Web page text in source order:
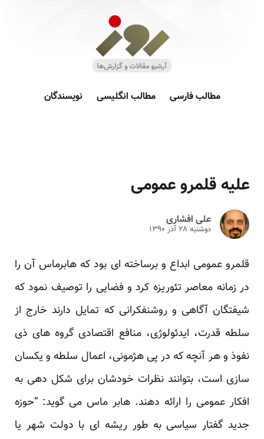
مطالب فارسی مطالب انگلیسی نویسندگان
علیه قلمرو عمومی
علی افشاری
دوشنبه ۲۸ آذر ۱۳۹۰
قلمرو عمومی ابداع و برساخته ای بود که هابرماس آن را
در زمانه معاصر تئوریزه کرد و فضایی را توصیف نمود که
شیفتگان آگاهی و روشنفکرانی که تمایل دارند خارج از
سلطه قدرت، ایدئولوژی، منافع اقتصادی گروه های ذی
نفوذ و هر آنچه که در پی هژمونی، اعمال سلطه و یکسان
سازی است، بتوانند نظرات خودشان برای شکل دهی به
افکار عمومی را ارائه دهند. هابر ماس می گوید: “حوزه
جدید گفتار سیاسی به طور ریشه ای با دولت شهر یا